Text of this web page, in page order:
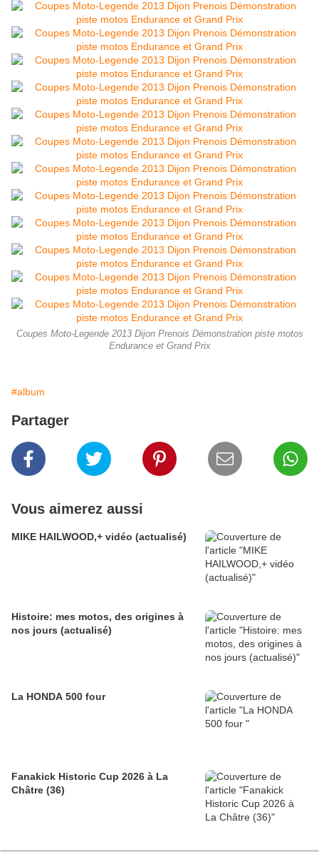
Coupes Moto-Legende 2013 Dijon Prenois Démonstration piste motos
Endurance et Grand Prix
#album
Partager
Vous aimerez aussi
MIKE HAILWOOD,+ vidéo (actualisé)
Histoire: mes motos, des origines à
nos jours (actualisé)
La HONDA 500 four
Fanakick Historic Cup 2026 à La
Châtre (36)